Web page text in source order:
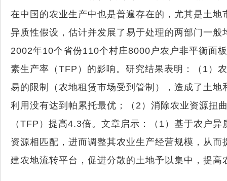
在中国的农业生产中也是普遍存在的，尤其是土地
异质性假设，估计并发展了易于处理的两部门一
2002年10个省份110个村庄8000 户农户非平衡面
素生产率（ TFP ）的影响。研究结果表明：（ 1 ）
易的限制（农地租赁市场受到管制），造成了土
利用没有达到帕累托最优；（ 2 ）消除农业资源扭
（ TFP ）提高4.3倍。文章启示：（ 1 ）基于农户异
资源相匹配，进而调整其农业生产经营规模，从而
建农地流转平台，促进分散的土地予以集中，提高